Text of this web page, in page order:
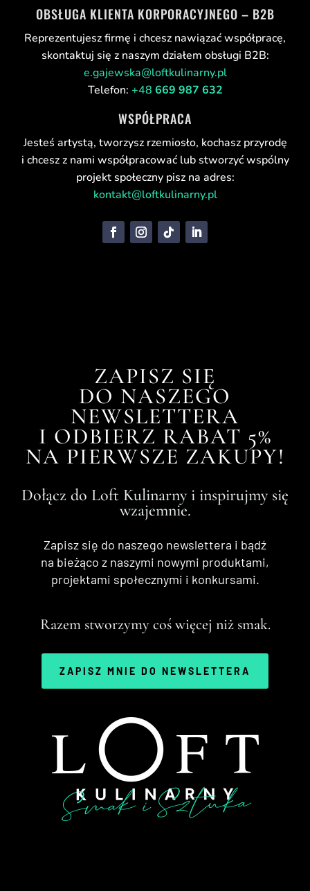
ZAPISZ SIĘ
DO NASZEGO
NEWSLETTERA
I ODBIERZ RABAT 5%
NA PIERWSZE ZAKUPY!
Dołącz do Loft Kulinarny i inspirujmy się
wzajemnie.
Zapisz się do naszego newslettera i bądź
na bieżąco z naszymi nowymi produktami,
projektami społecznymi i konkursami.
Razem stworzymy coś więcej niż smak.
ZAPISZ MNIE DO NEWSLETTERA
OBSŁUGA KLIENTA KORPORACYJNEGO – B2B
Reprezentujesz firmę i chcesz nawiązać współpracę,
skontaktuj się z naszym działem obsługi B2B:
e.gajewska@loftkulinarny.pl
Telefon: +48 669 987 632
WSPÓŁPRACA
Jesteś artystą, tworzysz rzemiosło, kochasz przyrodę
i chcesz z nami współpracować lub stworzyć wspólny
projekt społeczny pisz na adres:
kontakt@loftkulinarny.pl